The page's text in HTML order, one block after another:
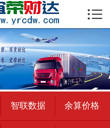
 首页
公司简介
物流新闻
绍兴至全国
合作加盟

智联数据 余算价格